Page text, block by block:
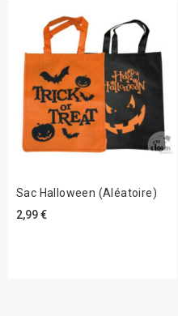
Sac Halloween (aléatoire)
2,99 €